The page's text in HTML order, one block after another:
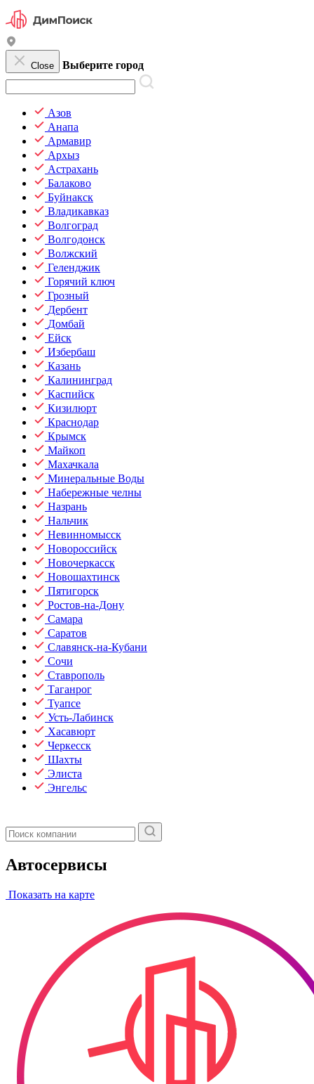
Close Выберите город
Азов
Анапа
Армавир
Архыз
Астрахань
Балаково
Буйнакск
Владикавказ
Волгоград
Волгодонск
Волжский
Геленджик
Горячий ключ
Грозный
Дербент
Домбай
Ейск
Избербаш
Казань
Калининград
Каспийск
Кизилюрт
Краснодар
Крымск
Майкоп
Махачкала
Минеральные Воды
Набережные челны
Назрань
Нальчик
Невинномысск
Новороссийск
Новочеркасск
Новошахтинск
Пятигорск
Ростов-на-Дону
Самара
Саратов
Славянск-на-Кубани
Сочи
Ставрополь
Таганрог
Туапсе
Усть-Лабинск
Хасавюрт
Черкесск
Шахты
Элиста
Энгельс
Автосервисы
Показать на карте